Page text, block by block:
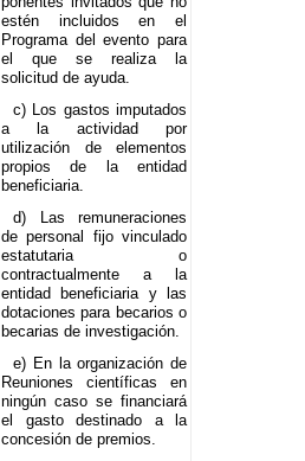
estén incluidos en el
Programa del evento para
el que se realiza la
solicitud de ayuda.
c) Los gastos imputados
a la actividad por
utilización de elementos
propios de la entidad
beneficiaria.
d) Las remuneraciones
de personal fijo vinculado
estatutaria o
contractualmente a la
entidad beneficiaria y las
dotaciones para becarios o
becarias de investigación.
e) En la organización de
Reuniones científicas en
ningún caso se financiará
el gasto destinado a la
concesión de premios.